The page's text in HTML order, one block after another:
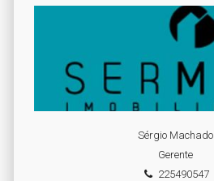
Sérgio Machado
Gerente
225490547